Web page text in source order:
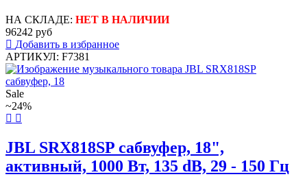
НА СКЛАДЕ: НЕТ В НАЛИЧИИ
96242 руб
Добавить в избранное
АРТИКУЛ: F7381
Sale
~24%
JBL SRX818SP сабвуфер, 18",
активный, 1000 Вт, 135 dB, 29 - 150 Гц